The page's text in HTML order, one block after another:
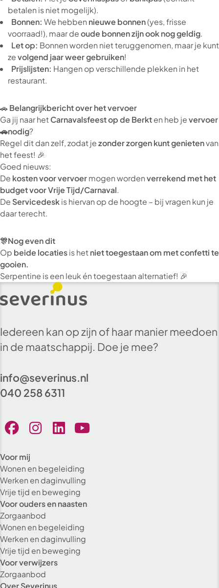
betalen is niet mogelijk).
Bonnen: We hebben nieuwe bonnen(yes, frisse
voorraad!), maar deoude bonnen zijn ook nog geldig.
Let op: Bonnen worden niet teruggenomen, maar je kunt
zevolgend jaar weer gebruiken!
Prijslijsten: Hangen op verschillende plekken in het
restaurant.
🚗 Belangrijkbericht over het vervoer
Ga jij naar het Carnavalsfeest op de Berkten heb jevervoer
🚗nodig?
Regel dit dan zelf, zodat jezonder zorgen kunt genietenvan
het feest! 🎉
Goed nieuws:
De kosten voor vervoermogen wordenverrekend met het
budget voor Vrije Tijd/Carnaval.
De Servicedeskis hiervan op de hoogte – bij vragen kun je
daar terecht.
🎊Nog even dit
Op beide locatiesis het niet toegestaan om met confetti te
gooien.
Serpentine is een leuk én toegestaan alternatief! 🎉
Iedereen kan op zijn of haar manier meedoen
in de maatschappij. Doe je mee?
info@severinus.nl
040 258 6311
Voor mij
Wonen en begeleiding
Werken en daginvulling
Vrije tijd en beweging
Voor ouders en naasten
Zorgaanbod
Wonen en begeleiding
Werken en daginvulling
Vrije tijd en beweging
Voor verwijzers
Zorgaanbod
Over Severinus